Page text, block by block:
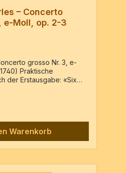
– Concerto
e-Moll, op. 2-3
grosso Nr. 3, e-
Praktische
der Erstausgabe: «Six
Newcastle : Joseph
Va, Vc, BassoPartitur & 7
Wenn Sie Dubletten
e-mail bestellen.Preis
€ inkl. MwSt.
Warenkorb